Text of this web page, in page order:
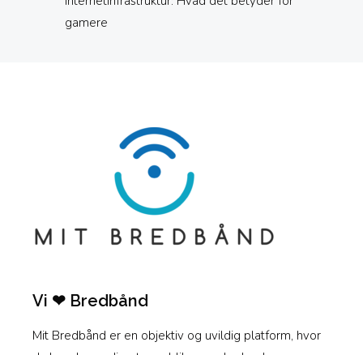
gamere
Vi ❤ Bredbånd
Mit Bredbånd er en objektiv og uvildig platform, hvor